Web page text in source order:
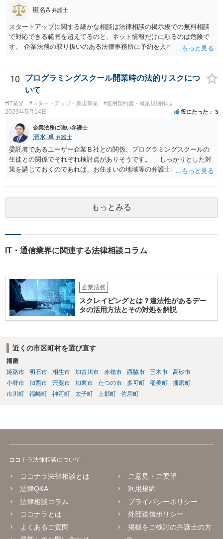
匿名A 弁護士
スタートアップに関する細かな相談は法律相談の掲示板での無料相談
で対応できる範囲を超えてるのと、ネット情報だけに頼るのは危険で
す。 企業法務の取り扱いのある法律事務所に予約を入れて、リーガル
す。
10
プログラミングスクール開業時の法的リスクにつ
いて
#IT業界 #スタートアップ・新規事業 #雇用契約書・就業規則作成
2023年5月14日 役にたった 3
企業法務に強い弁護士
清水 卓 弁護士
委託者であるユーザー企業Ｂ社との関係、プログラミングスクールの
生徒との関係でそれぞれ検討点がありそうです。 しっかりとした対
策を講じておくのであれば、お住まいの地域等の弁護士に直接相談の
下さい。 (委託であるユーザー企業Ｂ社との関係) 例えば、 •プログラ
ミングスクールの生徒が開発案件に関わることを事前に把握•承諾して
いるか •準委任契約で要求される受託者の善管注意義務を果たせるか •
開発に関わった生徒がユーザー企業Ｂ社との間でプログラミングスク
ングスクールと生徒との間の契約関係•内容の整備（プログラミング講
や受託業務の遂行として扱われれないか（これらの対価としての給与•
報酬の発生の有無等） •生徒のミス等により発生した損害の責任の所在
（プログラミングスクールが責任を負う範囲、生徒が責任を負うこと
があるのか否か等） •開発案件に関わった生徒がユーザー企業の秘密を
漏洩しないような対策を講じる なお、インターネットを通じたプログ
術の教授」(いわゆるパソコン教室)に該当するか否かについて、消費者
庁及び経済産業省の検討の結果、「パソコンの操作に関する知識や技
術の教授と一体不可分とならない限り、『特定継続的役務』に該当し
ない」ことが明らかにされています。 【参考】インターネットを通じ
「グレーゾーン解消制度」の活用~（経済産業省サイト） https://www.
もっとみる
IT・通信業界に関連する法律相談コラム
企業法務
スクレイピングとは？違法性があるデー
タの活用方法とその対処を解説
近くの市区町村を選び直す
播磨
姫路市
明石市 相生市 加古川市 赤穂市 西脇市 三木市
高砂市
小野市
加西市 宍粟市 加東市 たつの市 多可町 稲美町
播磨町
市川町
福崎町 神河町 太子町 上郡町 佐用町
ココナラ法律相談について
ココナラ法律相談とは
法律Q&A
法律相談コラム
ココナラとは
よくあるご質問
ご意見・ご要望
利用規約
プライバシーポリシー
外部送信ポリシー
掲載をご検討の弁護士の方